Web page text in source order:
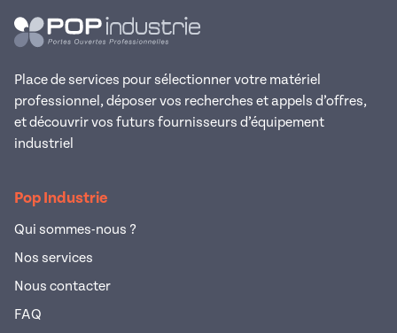
Place de services pour sélectionner votre matériel
professionnel, déposer vos recherches et appels d’offres,
et découvrir vos futurs fournisseurs d’équipement
industriel
Pop Industrie
Qui sommes-nous ?
Nos services
Nous contacter
FAQ